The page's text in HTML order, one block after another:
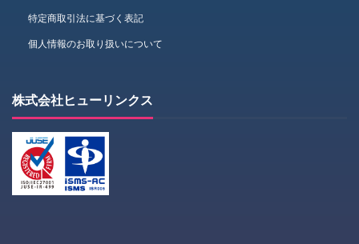
特定商取引法に基づく表記
個人情報のお取り扱いについて
株式会社ヒューリンクス